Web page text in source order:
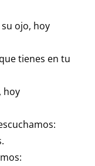
ojo, hoy
tienes en tu
hoy